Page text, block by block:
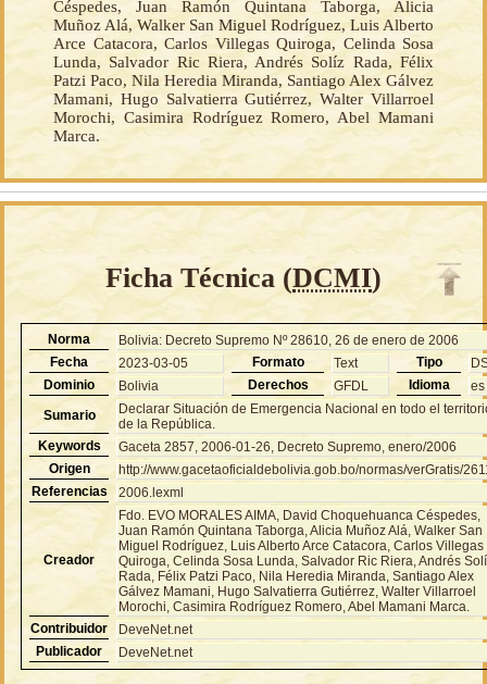
Céspedes, Juan Ramón Quintana Taborga, Alicia
Muñoz Alá, Walker San Miguel Rodríguez, Luis Alberto
Arce Catacora, Carlos Villegas Quiroga, Celinda Sosa
Lunda, Salvador Ric Riera, Andrés Solíz Rada, Félix
Patzi Paco, Nila Heredia Miranda, Santiago Alex Gálvez
Mamani, Hugo Salvatierra Gutiérrez, Walter Villarroel
Morochi, Casimira Rodríguez Romero, Abel Mamani
Marca.
Ficha Técnica (DCMI)
Norma
Bolivia: Decreto Supremo Nº 28610, 26 de enero de 2006
Fecha
2023-03-05 Formato Text Tipo
Dominio
Bolivia Derechos GFDL Idioma
es
Sumario
Declarar Situación de Emergencia Nacional en todo el
de la República.
Keywords
Gaceta 2857, 2006-01-26, Decreto Supremo, enero/2006
Origen
http://www.gacetaoficialdebolivia.gob.bo/normas/verGratis/
Referencias
2006.lexml
Creador
Fdo. EVO MORALES AIMA, David Choquehuanca Céspedes,
Juan Ramón Quintana Taborga, Alicia Muñoz Alá, Walker San
Miguel Rodríguez, Luis Alberto Arce Catacora, Carlos Villegas
Quiroga, Celinda Sosa Lunda, Salvador Ric Riera, Andrés
Rada, Félix Patzi Paco, Nila Heredia Miranda, Santiago Alex
Gálvez Mamani, Hugo Salvatierra Gutiérrez, Walter Villarroel
Morochi, Casimira Rodríguez Romero, Abel Mamani Marca.
Contribuidor
DeveNet.net
Publicador
DeveNet.net